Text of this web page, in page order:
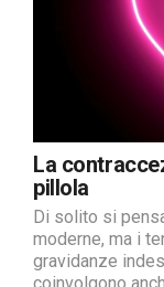
La
pillola
Di solito si
moderne, ma i
gravidanze